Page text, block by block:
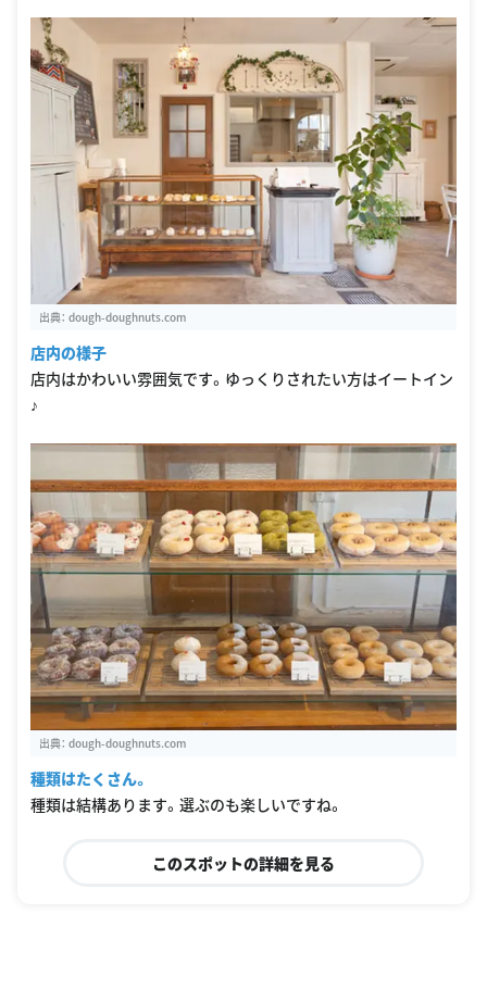
出典： dough-doughnuts.com
店内の様子
店内はかわいい雰囲気です。ゆっくりされたい方はイートイン
♪
出典： dough-doughnuts.com
種類はたくさん。
種類は結構あります。選ぶのも楽しいですね。
このスポットの詳細を見る